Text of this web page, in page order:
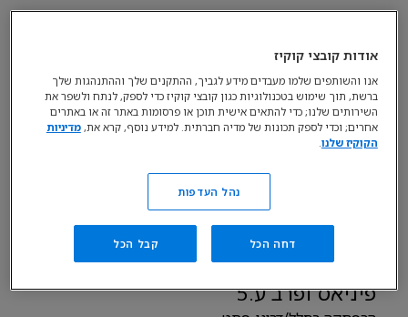
סיפורים
06:46
חיי כלב/להשתלט על קריקט
פיניאס ופרב ע.5
אודות קובצי קוקיז
אנו והשותפים שלמו מעבדים מידע לגביך, ההתקנים שלך וההתנהגות שלך
ברשת, תוך שימוש בטכנולוגיות כגון קובצי קוקיז כדי לספק, לנתח ולשפר את
השירותים שלנו; כדי להתאים אישית תוכן או פרסומות באתר זה או באתרים
אחרים; וכדי לספק תכונות של מדיה חברתית. למידע נוסף, קרא את,מדיניות
הקוקיז שלנו
נהל העדפות
דחה הכל קבל הכל